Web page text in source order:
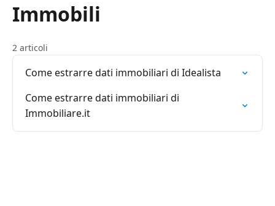
Immobili
2 articoli
Come estrarre dati immobiliari di Idealista
Come estrarre dati immobiliari di
Immobiliare.it